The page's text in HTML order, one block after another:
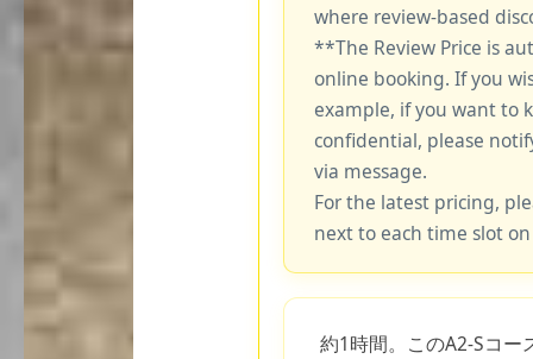
where review-based
**The Review Price is
online booking. If you
example, if you want to
confidential, please
via message.
For the latest pricing,
next to each time slot
約1時間。このA2-Sコ